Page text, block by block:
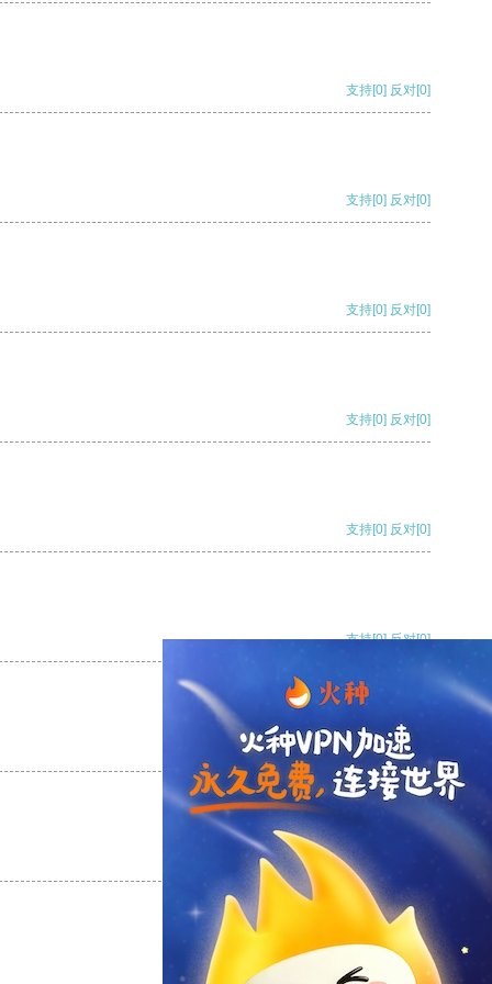
支持[0] 反对[0]
支持[0] 反对[0]
支持[0] 反对[0]
支持[0] 反对[0]
支持[0] 反对[0]
支持[0] 反对[0]
支持[0] 反对
支持
支持 反对 [0]